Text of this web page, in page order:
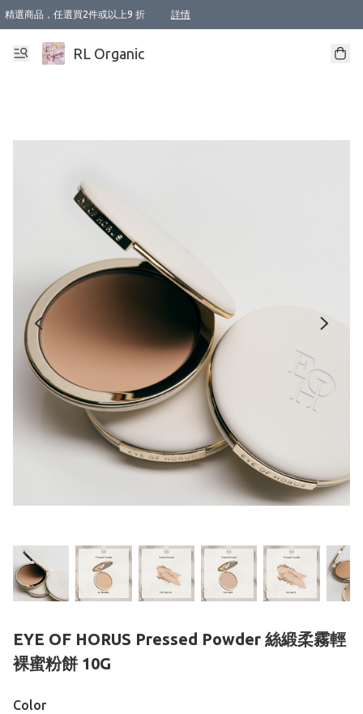
精選商品，任選買2件或以上9 折 詳情
XI周年優惠【新品自由選2件88折/3件85折】
XI周年優惠【Chakra 脈輪平衡自由選2件9折/3件85折/5件8折】
Florame 肌底自由選 2支9折 3支85折
XI周年優惠【蟲蟲退散 · 防衛結界﹞系列2件9折】
Sunki 任選2件95折
BIOFFICINA TOSCANA 任選2支9折 3支85折
Lamav 任選1件9折 2件85折
Mukti Organics 指定產品任選1件9折, 2件88折 3件85折
Intelligent Nutrients Skincare 任選2件9折
deodorant 任選2件88折
化妝品 任選2件95折
XI周年優惠【身心靈單品 任選2件9折/3件85折/5件8折】
XI周年優惠 【精油/香水 任選2件9折/3件85折/5件8折】
XI周年優惠【「關節到肌膚」全效養護 BODY OIL 組2件88折/3件85折】
XI周年優惠【夏日有機物理防曬套裝2件88折】
XI周年優惠【夏日潔面隨意選2件88折/3件85折】
XI周年優惠【逆齡奇蹟抗氧 11 自由選2件88折/3件85折/4件或以上8折】
新會員首次購物即享全單 95 折優惠！
成為VIP / VVIP 可享有生日月現金扣減獎賞優惠 !! 記得去賬户資料填上生日日期啦 !
選用順豐速運，滿$500 免運費
本地速遞 京東 送住宅/ 工商地址 $400 免運費
澳門訂單選用順豐速運，滿$800 免運費
RL Organic
EYE OF HORUS Pressed Powder 絲緞柔霧輕
裸蜜粉餅 10G
Color